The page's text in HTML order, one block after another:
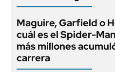
Maguire, Garfield o
cuál es el Spider-
más millones
carrera